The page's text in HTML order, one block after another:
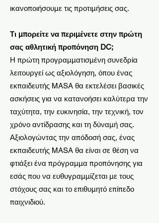
ικανοποιήσουμε τις προτιμήσεις σας.
Τι μπορείτε να περιμένετε στην πρώτη
σας αθλητική προπόνηση DC;
Η πρώτη προγραμματισμένη συνεδρία
λειτουργεί ως αξιολόγηση, όπου ένας
εκπαιδευτής MASA θα εκτελέσει βασικές
ασκήσεις για να κατανοήσει καλύτερα την
ταχύτητα, την ευκινησία, την τεχνική, τον
χρόνο αντίδρασης και τη δύναμή σας.
Αξιολογώντας την απόδοσή σας, ένας
εκπαιδευτής MASA θα είναι σε θέση να
φτιάξει ένα πρόγραμμα προπόνησης για
εσάς που να ευθυγραμμίζεται με τους
στόχους σας και το επιθυμητό επίπεδο
παιχνιδιού.